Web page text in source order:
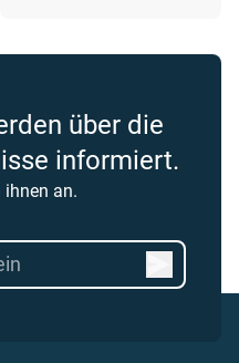
über die
informiert.
an.